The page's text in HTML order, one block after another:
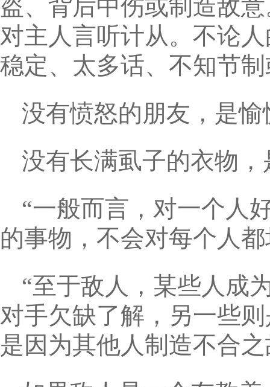
盗、背后中伤或制造敌
对主人言听计从。不论
稳定、太多话、不知节
没有愤怒的朋友，是愉
没有长满虱子的衣物
“一般而言，对一个人
的事物，不会对每个人
“至于敌人，某些人成
对手欠缺了解，另一些
是因为其他人制造不合